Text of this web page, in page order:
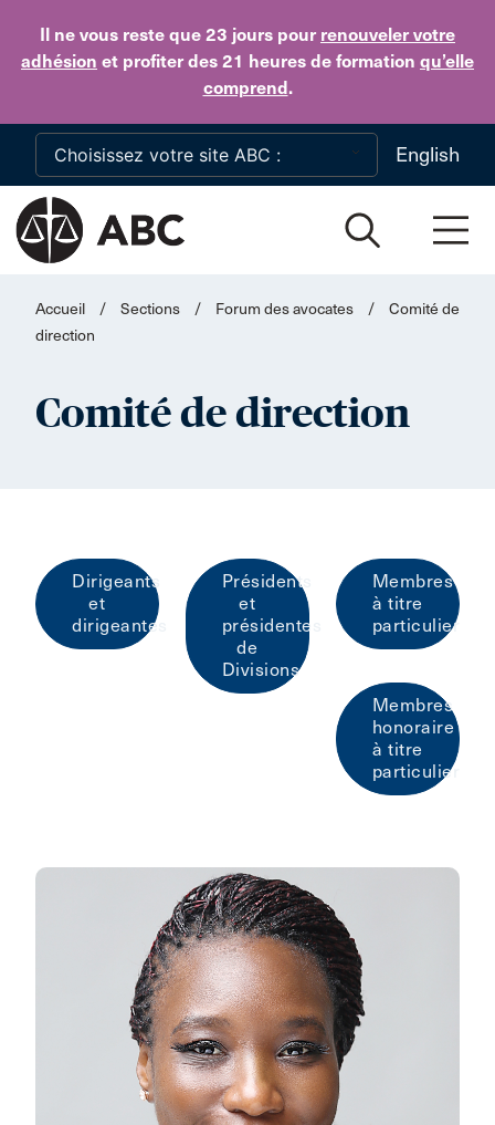
Il ne vous reste que 23 jours pour renouveler votre
adhésion et profiter des 21 heures de formation qu’elle
comprend.
Skip to main content
English
Accueil / Sections / Forum des avocates /
Comité de
direction
Comité de direction
Dirigeants
et
dirigeantes
Présidents
et
présidentes
de
Divisions
Membres
à titre
particulier
Membres
honoraire
à titre
particulier